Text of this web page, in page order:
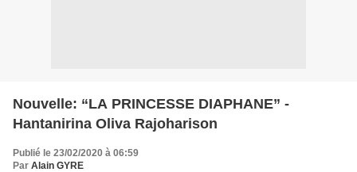
Nouvelle: “LA PRINCESSE DIAPHANE” -
Hantanirina Oliva Rajoharison
Publié le 23/02/2020 à 06:59
Par Alain GYRE